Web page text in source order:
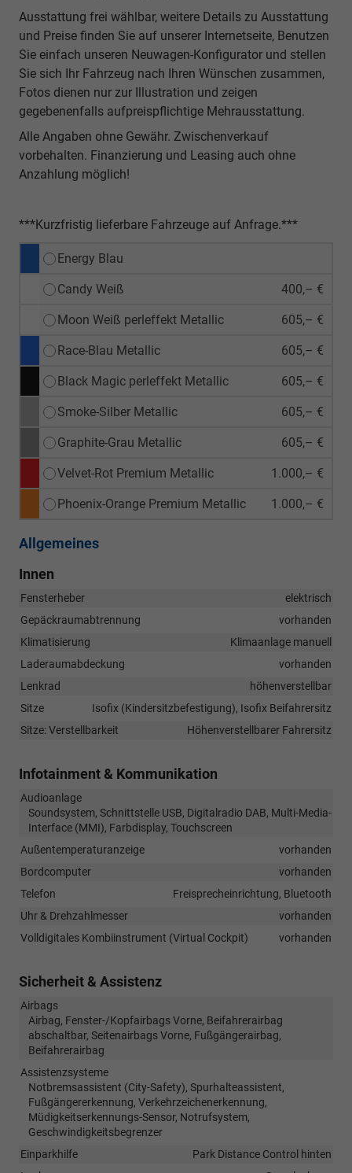
Ausstattung frei wählbar, weitere Details zu Ausstattung
und Preise finden Sie auf unserer Internetseite, Benutzen
Sie einfach unseren Neuwagen-Konfigurator und stellen
Sie sich Ihr Fahrzeug nach Ihren Wünschen zusammen,
Fotos dienen nur zur Illustration und zeigen
gegebenenfalls aufpreispflichtige Mehrausstattung.
Alle Angaben ohne Gewähr. Zwischenverkauf
vorbehalten. Finanzierung und Leasing auch ohne
Anzahlung möglich!
***Kurzfristig lieferbare Fahrzeuge auf Anfrage.***
Energy Blau
Candy Weiß 400,– €
Moon Weiß perleffekt Metallic 605,– €
Race-Blau Metallic 605,– €
Black Magic perleffekt Metallic 605,– €
Smoke-Silber Metallic 605,– €
Graphite-Grau Metallic 605,– €
Velvet-Rot Premium Metallic 1.000,– €
Phoenix-Orange Premium Metallic 1.000,– €
Allgemeines
Innen
Fensterheber
elektrisch
Gepäckraumabtrennung
vorhanden
Klimatisierung
Klimaanlage manuell
Laderaumabdeckung
vorhanden
Lenkrad
höhenverstellbar
Sitze
Isofix (Kindersitzbefestigung), Isofix Beifahrersitz
Sitze: Verstellbarkeit
Höhenverstellbarer Fahrersitz
Infotainment & Kommunikation
Audioanlage
Soundsystem, Schnittstelle USB, Digitalradio DAB, Multi-Media-
Interface (MMI), Farbdisplay, Touchscreen
Außentemperaturanzeige
vorhanden
Bordcomputer
vorhanden
Telefon
Freisprecheinrichtung, Bluetooth
Uhr & Drehzahlmesser
vorhanden
Volldigitales Kombiinstrument (Virtual Cockpit)
vorhanden
Sicherheit & Assistenz
Airbags
Airbag, Fenster-/Kopfairbags Vorne, Beifahrerairbag
abschaltbar, Seitenairbags Vorne, Fußgängerairbag,
Beifahrerairbag
Assistenzsysteme
Notbremsassistent (City-Safety), Spurhalteassistent,
Fußgängererkennung, Verkehrzeichenerkennung,
Müdigkeitserkennungs-Sensor, Notrufsystem,
Geschwindigkeitsbegrenzer
Einparkhilfe
Park Distance Control hinten